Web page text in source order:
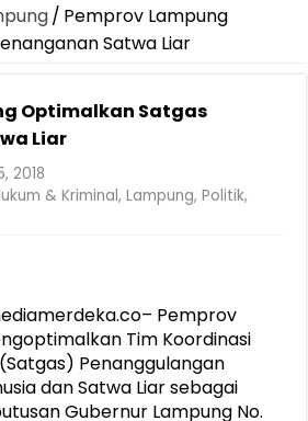
Kendalikan Inflasi, Jadi Provinsi
Wamenhub Tinjau Penanganan
Direksi Jasa Raharja Tinjau Korban
Wamenhub Tinjau Penanganan
Korban Kebakaran KM Mutiara
Darul Fattah Cetak SDM Adaptif
/ Pemprov Lampung
Satwa Liar
Optimalkan Satgas
Liar
2018
& Kriminal,Lampung,Politik,
Pemprov
Tim Koordinasi
Penanggulangan
dan Satwa Liar sebagai
Gubernur Lampung No.